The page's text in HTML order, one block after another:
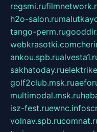
regsmi.ru
h2o-salon.ru
tango-perm.ru
webkrasotki.com
ankou.spb.ru
sakhatoday.ru
golf2club.msk.ru
multimodal.msk.ru
isz-fest.ruewnc.info
volnav.spb.ru